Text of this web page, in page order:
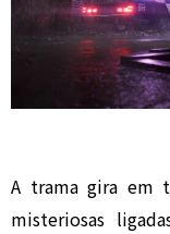
A trama gira em
misteriosas